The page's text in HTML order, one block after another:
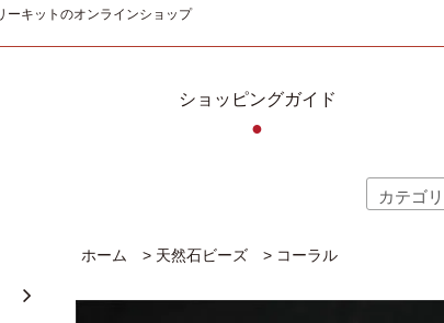
ーキットのオンラインショップ
ショッピングガイド
●
ホーム > 天然石ビーズ > コーラル